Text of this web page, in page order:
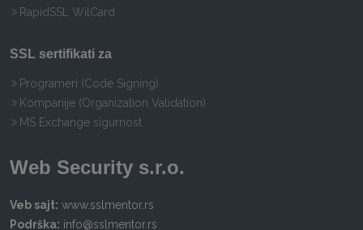
RapidSSL WilCard
SSL sertifikati za
Programeri (Code Signing)
Kompanije (Organization Validation)
MS Exchange sigurnost
Web Security s.r.o.
Veb sajt: www.sslmentor.rs
Podrška: info@sslmentor.rs